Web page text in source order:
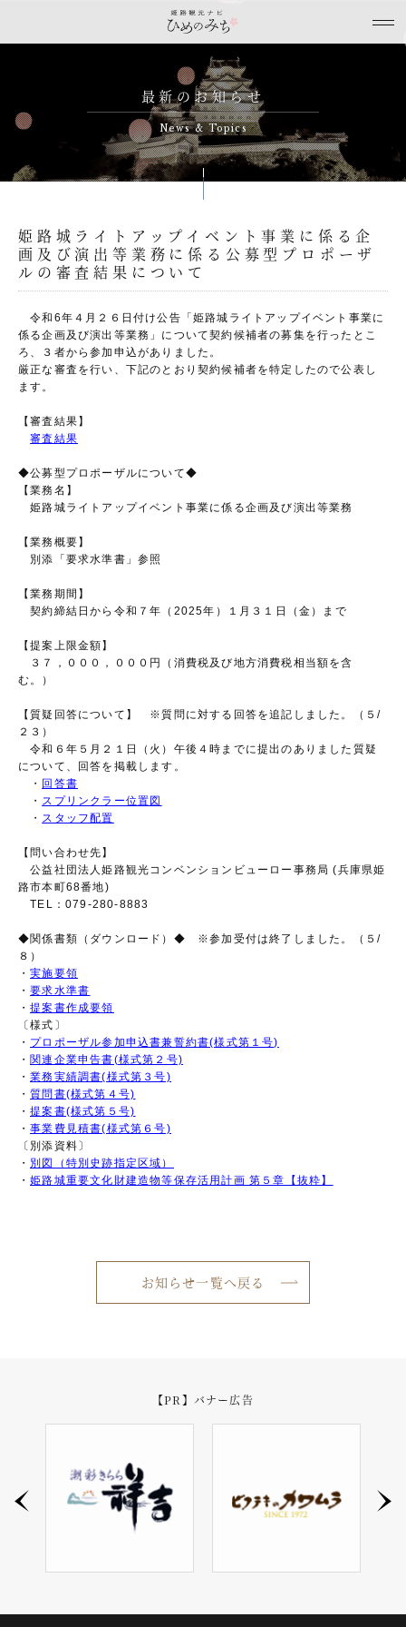
最新のお知らせ
News & Topics
姫路城ライトアップイベント事業に係る企
画及び演出等業務に係る公募型プロポーザ
ルの審査結果について
令和6年４月２６日付け公告「姫路城ライトアップイベント事業に
係る企画及び演出等業務」について契約候補者の募集を行ったとこ
ろ、３者から参加申込がありました。
厳正な審査を行い、下記のとおり契約候補者を特定したので公表し
ます。
【審査結果】
審査結果
◆公募型プロポーザルについて◆
【業務名】
姫路城ライトアップイベント事業に係る企画及び演出等業務
【業務概要】
別添「要求水準書」参照
【業務期間】
契約締結日から令和７年（2025年）１月３１日（金）まで
【提案上限金額】
３７，０００，０００円（消費税及び地方消費税相当額を含
む。）
【質疑回答について】 ※質問に対する回答を追記しました。（５/
２３）
令和６年５月２１日（火）午後４時までに提出のありました質疑
について、回答を掲載します。
・ 回答書
・ スプリンクラー位置図
・ スタッフ配置
【問い合わせ先】
公益社団法人姫路観光コンベンションビューロー事務局 (兵庫県姫
路市本町68番地)
TEL：079-280-8883
◆関係書類（ダウンロード）◆ ※参加受付は終了しました。（５/
８）
・実施要領
・要求水準書
・提案書作成要領
〔様式〕
・ プロポーザル参加申込書兼誓約書(様式第１号)
・ 関連企業申告書(様式第２号)
・業務実績調書(様式第３号)
・質問書(様式第４号)
・提案書(様式第５号)
・事業費見積書(様式第６号)
〔別添資料〕
・ 別図（特別史跡指定区域）
・姫路城重要文化財建造物等保存活用計画 第５章【抜粋】
お知らせ一覧へ戻る
【PR】バナー広告